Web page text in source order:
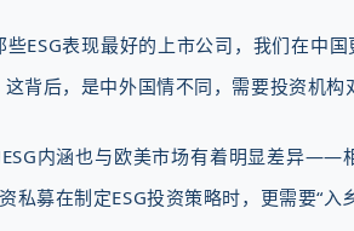
ESG表现最好的上市公司，我们在中
背后，是中外国情不同，需要投资机构
内涵也与欧美市场有着明显差异——
募在制定ESG投资策略时，更需要“入乡